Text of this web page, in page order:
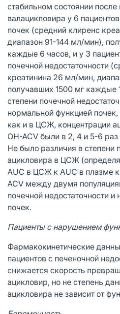
стабильном состоянии
валацикловира у 6
почек (средний клиренс
диапазон 91-144 мл/мин),
каждые 6 часов, и у 3
почечной недостаточности
креатинина 26 мл/мин,
получавших 1500 мг каждые
степени почечной
нормальной функцией
как и в ЦСЖ, концентрации
OH-ACV были в 2, 4 и 5-6
Не было различия в степени
ацикловира в ЦСЖ
AUC в ЦСЖ к AUC в плазме
ACV между двумя
почечной недостаточности
почек.
Пациенты с нарушением
Фармакокинетические
пациентов с печеночной
снижается скорость
ацикловир, но не степень
ацикловира не зависит от